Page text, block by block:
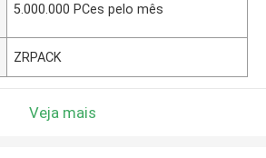
5.000.000 PCes pelo mês
ZRPACK
Veja mais